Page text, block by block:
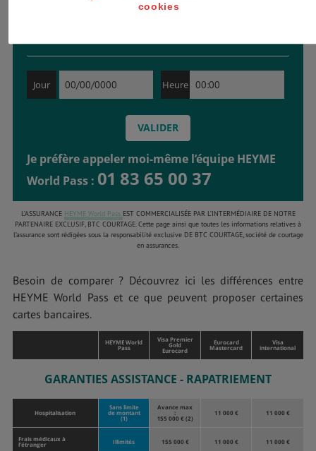
Jour Heure
Je préfère appeler moi-même l’équipe HEYME
World Pass : 01 83 65 00 37
L’ASSURANCE HEYME World Pass EST COMMERCIALISÉE PAR L’INTERMÉDIAIRE DE NOTRE
PARTENAIRE EXCLUSIF, BTC COURTAGE. Cette page ainsi que toutes les informations relatives à
l’assurance sont rédigées sous la responsabilité exclusive DE BTC COURTAGE, société de courtage
en assurances.
Besoin de comparer ? Découvrez ici les différences entre
HEYME World Pass et ce que peuvent proposer certaines
cartes bancaires.
HEYME World
Pass
Visa Premier
Gold
Eurocard
Eurocard
Mastercard
Visa
international
GARANTIES ASSISTANCE - RAPATRIEMENT
Hospitalisation
Sans limite
de montant
(1)
Avance max
:
155 000 € (2)
11 000 € 11 000 €
Frais médicaux à
l’étranger Illimités 155 000 € 11 000 € 11 000 €
cookies